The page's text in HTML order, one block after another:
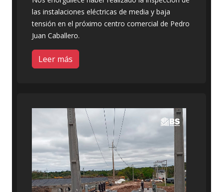
las instalaciones eléctricas de media y baja
tensión en el próximo centro comercial de Pedro
Juan Caballero.
Leer más